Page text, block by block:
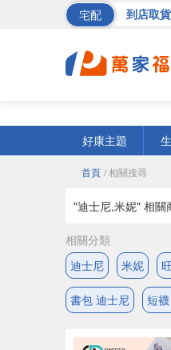
宅配 到店取貨
好康主題
首頁 / 相關搜尋
"迪士尼,米妮" 相關
相關分類
迪士尼
米妮
書包 迪士尼 短